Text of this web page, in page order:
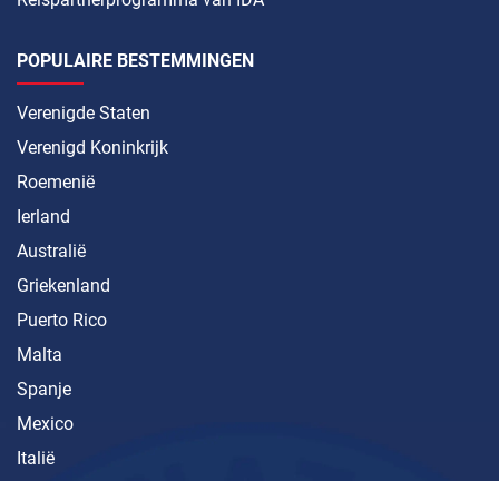
POPULAIRE BESTEMMINGEN
Verenigde Staten
Verenigd Koninkrijk
Roemenië
Ierland
Australië
Griekenland
Puerto Rico
Malta
Spanje
Mexico
Italië